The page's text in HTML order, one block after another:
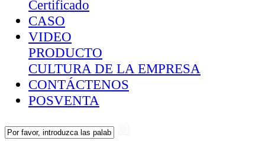
Certificado
CASO
VIDEO
PRODUCTO
CULTURA DE LA EMPRESA
CONTÁCTENOS
POSVENTA